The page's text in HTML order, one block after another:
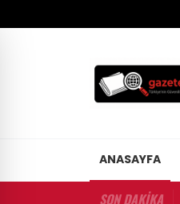
ANASAYFA
SON DAKİKA